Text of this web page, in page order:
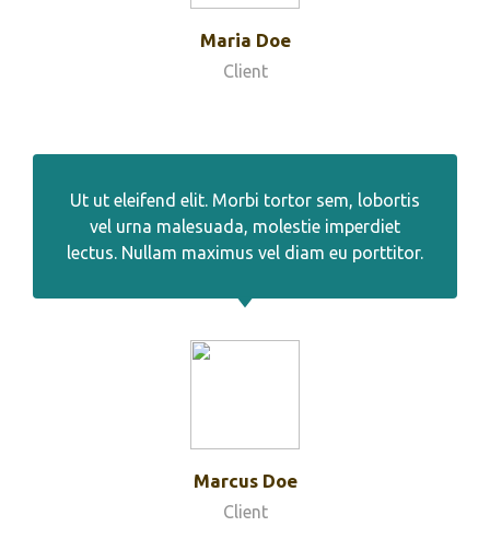
Maria Doe
Client
Ut ut eleifend elit. Morbi tortor sem, lobortis
vel urna malesuada, molestie imperdiet
lectus. Nullam maximus vel diam eu porttitor.
Marcus Doe
Client